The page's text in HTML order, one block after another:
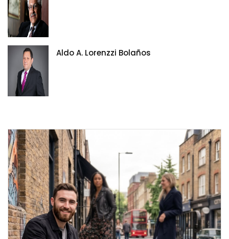
Aldo A. Lorenzzi Bolaños